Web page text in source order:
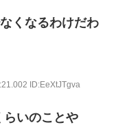
くなるわけだわ
ID:EeXtJTgva
らいのことや